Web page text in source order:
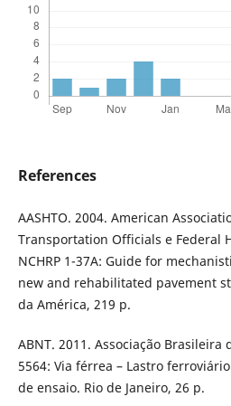
References
AASHTO. 2004. American
Transportation Officials e Federal
NCHRP 1-37A: Guide for
new and rehabilitated pavement
da América, 219 p.
ABNT. 2011. Associação Brasileira
5564: Via férrea – Lastro
de ensaio. Rio de Janeiro, 26 p.